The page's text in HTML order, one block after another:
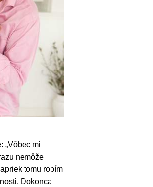
„Vôbec mi
nemôže
tomu robím
Dokonca